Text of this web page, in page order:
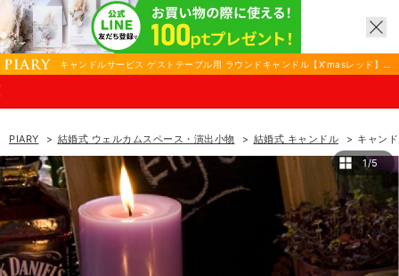
キャンドルサービス ゲストテーブル用 ラウンドキャンドル【X’masレッド】7c
m 送料無料|結婚式 ウェルカムスペース・演出小物ならPIARY（ピアリー）
PIARY 結婚式 ウェルカムスペース・演出小物 結婚式 キャンドル
キャン
1/5